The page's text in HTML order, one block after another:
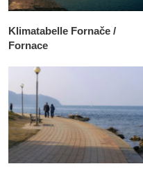
Klimatabelle Fornače /
Fornace